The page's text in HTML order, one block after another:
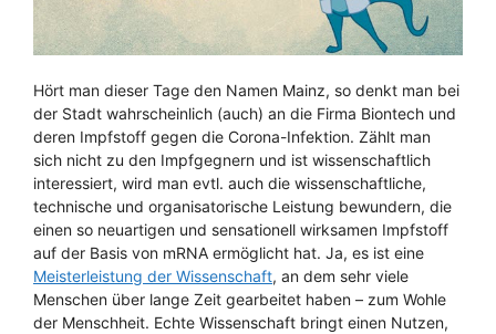
Hört man dieser Tage den Namen Mainz, so denkt man bei
der Stadt wahrscheinlich (auch) an die Firma Biontech und
deren Impfstoff gegen die Corona-Infektion. Zählt man
sich nicht zu den Impfgegnern und ist wissenschaftlich
interessiert, wird man evtl. auch die wissenschaftliche,
technische und organisatorische Leistung bewundern, die
einen so neuartigen und sensationell wirksamen Impfstoff
auf der Basis von mRNA ermöglicht hat. Ja, es ist eine
Meisterleistung der Wissenschaft, an dem sehr viele
Menschen über lange Zeit gearbeitet haben – zum Wohle
der Menschheit. Echte Wissenschaft bringt einen Nutzen,